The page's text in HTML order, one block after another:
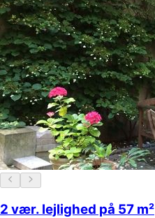
2 vær. lejlighed på 57 m²